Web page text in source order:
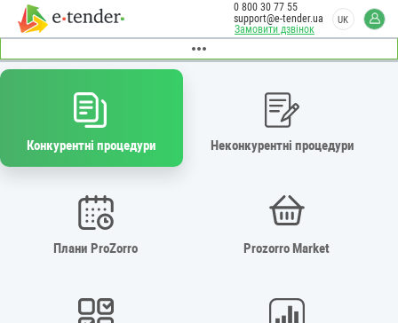
Замовити дзвінок
0 800 30 77 55
support@e-tender.ua
UK
Конкурентні процедури Неконкурентні процедури
Плани ProZorro Prozorro Market